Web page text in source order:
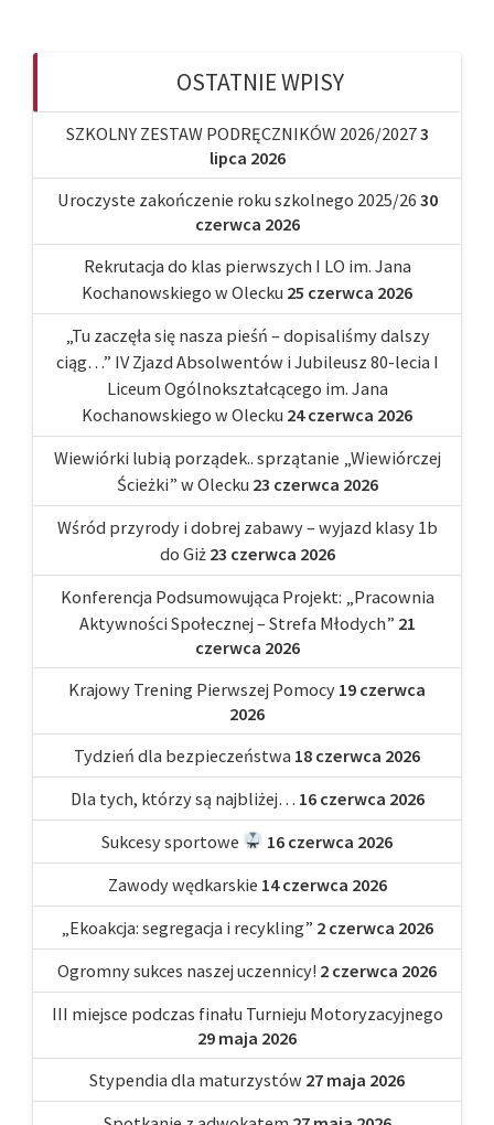
OSTATNIE WPISY
SZKOLNY ZESTAW PODRĘCZNIKÓW 2026/20273
lipca 2026
Uroczyste zakończenie roku szkolnego 2025/26 30
czerwca 2026
Rekrutacja do klas pierwszych I LO im. Jana
Kochanowskiego w Olecku 25 czerwca 2026
„Tu zaczęła się nasza pieśń – dopisaliśmy dalszy
ciąg…” IV Zjazd Absolwentów i Jubileusz 80-lecia I
Liceum Ogólnokształcącego im. Jana
Kochanowskiego w Olecku 24 czerwca 2026
Wiewiórki lubią porządek.. sprzątanie „Wiewiórczej
Ścieżki” w Olecku 23 czerwca 2026
Wśród przyrody i dobrej zabawy – wyjazd klasy 1b
do Giż 23 czerwca 2026
Konferencja Podsumowująca Projekt: „Pracownia
Aktywności Społecznej – Strefa Młodych” 21
czerwca 2026
Krajowy Trening Pierwszej Pomocy 19 czerwca
2026
Tydzień dla bezpieczeństwa 18 czerwca 2026
Dla tych, którzy są najbliżej… 16 czerwca 2026
Sukcesy sportowe
16 czerwca 2026
Zawody wędkarskie 14 czerwca 2026
„Ekoakcja: segregacja i recykling” 2 czerwca 2026
Ogromny sukces naszej uczennicy! 2 czerwca 2026
III miejsce podczas finału Turnieju Motoryzacyjnego
29 maja 2026
Stypendia dla maturzystów 27 maja 2026